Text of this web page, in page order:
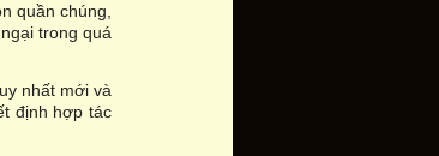
quần chúng,
trong quá
nhất mới và
định hợp tác